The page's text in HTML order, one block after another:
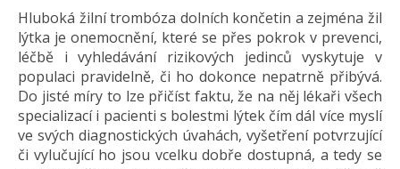
Hluboká žilní trombóza dolních končetin a zejména žil
lýtka je onemocnění, které se přes pokrok v prevenci,
léčbě i vyhledávání rizikových jedinců vyskytuje v
populaci pravidelně, či ho dokonce nepatrně přibývá.
Do jisté míry to lze přičíst faktu, že na něj lékaři všech
specializací i pacienti s bolestmi lýtek čím dál více myslí
ve svých diagnostických úvahách, vyšetření potvrzující
či vylučující ho jsou vcelku dobře dostupná, a tedy se